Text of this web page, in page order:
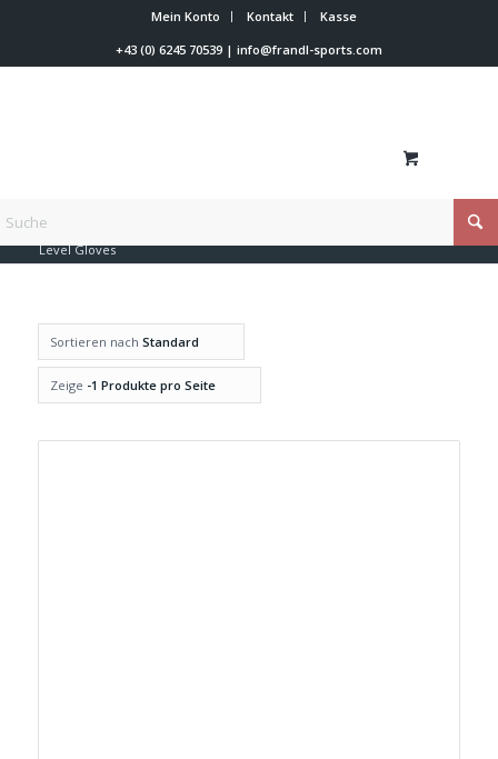
Mein Konto Kontakt
Kasse
+43 (0) 6245 70539| info@frandl-sports.com
Du bist hier:
Level Gloves
Sortieren nach Standard
Zeige -1 Produkte pro Seite